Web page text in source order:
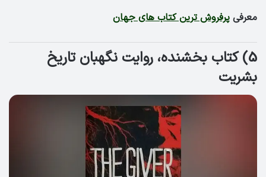
معرفی پرفروش ترین کتاب های جهان
5) کتاب بخشنده، روایت نگهبان تاریخ
بشریت